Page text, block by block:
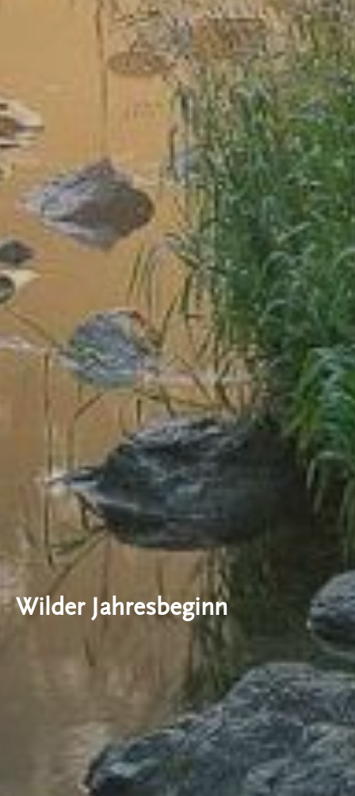
Wilder Jahresbeginn